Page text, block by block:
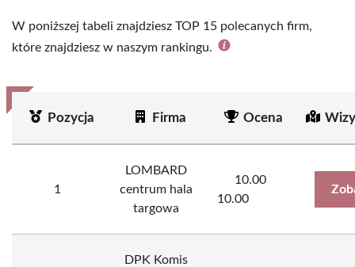
W poniższej tabeli znajdziesz TOP 15 polecanych firm,
które znajdziesz w naszym rankingu.
Pozycja Firma Ocena
1
LOMBARD
centrum hala
targowa
10.00
10.00
DPK Komis